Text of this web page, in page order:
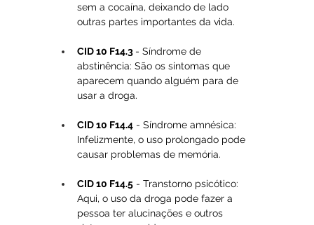
sem a cocaína, deixando de lado
outras partes importantes da vida.
CID 10 F14.3 - Síndrome de
abstinência: São os sintomas que
aparecem quando alguém para de
usar a droga.
CID 10 F14.4 - Síndrome amnésica:
Infelizmente, o uso prolongado pode
causar problemas de memória.
CID 10 F14.5 - Transtorno psicótico:
Aqui, o uso da droga pode fazer a
pessoa ter alucinações e outros